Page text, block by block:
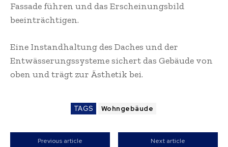
Fassade führen und das Erscheinungsbild
beeinträchtigen.
Eine Instandhaltung des Daches und der
Entwässerungssysteme sichert das Gebäude von
oben und trägt zur Ästhetik bei.
TAGS Wohngebäude
Previous article Next article